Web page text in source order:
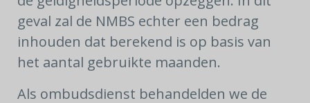
geval zal de NMBS echter een bedrag
inhouden dat berekend is op basis van
het aantal gebruikte maanden.
Als ombudsdienst behandelden we de